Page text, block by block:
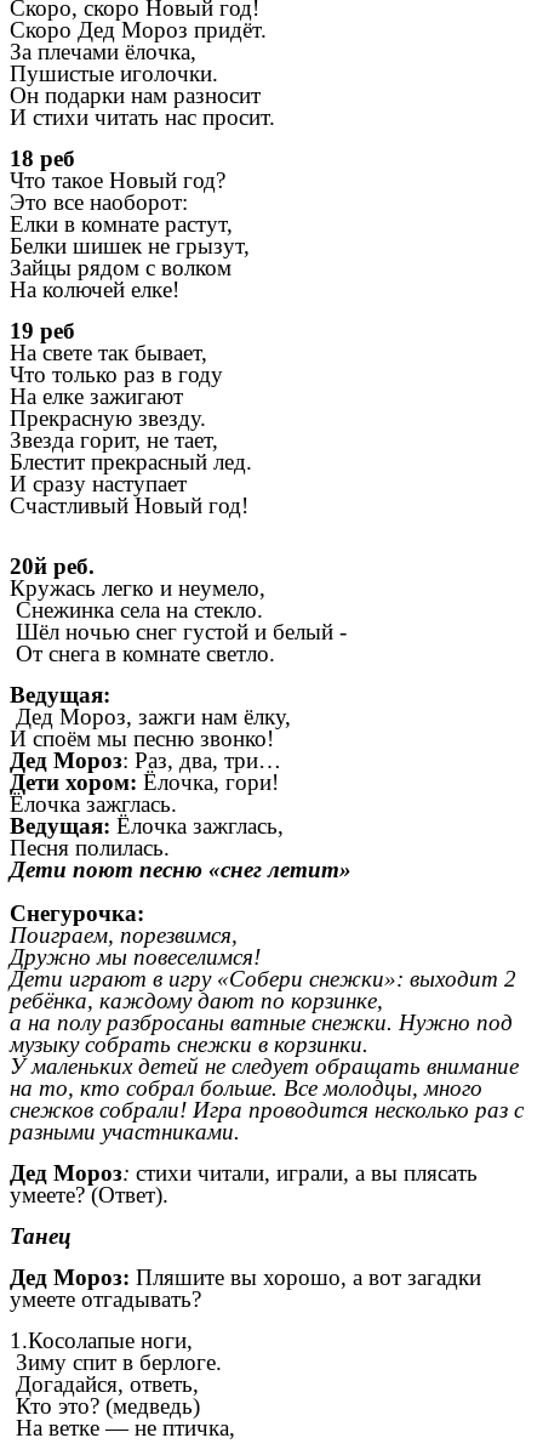
Скоро, скоро Новый год!
Скоро Дед Мороз придёт.
За плечами ёлочка,
Пушистые иголочки.
Он подарки нам разносит
И стихи читать нас просит.
18 реб
Что такое Новый год?
Это все наоборот:
Елки в комнате растут,
Белки шишек не грызут,
Зайцы рядом с волком
На колючей елке!
19 реб
На свете так бывает,
Что только раз в году
На елке зажигают
Прекрасную звезду.
Звезда горит, не тает,
Блестит прекрасный лед.
И сразу наступает
Счастливый Новый год!
20й реб.
Кружась легко и неумело,
Снежинка села на стекло.
Шёл ночью снег густой и белый -
От снега в комнате светло.
Ведущая:
Дед Мороз, зажги нам ёлку,
И споём мы песню звонко!
Дед Мороз: Раз, два, три…
Дети хором: Ёлочка, гори!
Ёлочка зажглась.
Ведущая: Ёлочка зажглась,
Песня полилась.
Дети поют песню «снег летит»
Снегурочка:
Поиграем, порезвимся,
Дружно мы повеселимся!
Дети играют в игру «Собери снежки»: выходит 2
ребёнка, каждому дают по корзинке,
а на полу разбросаны ватные снежки. Нужно под
музыку собрать снежки в корзинки.
У маленьких детей не следует обращать внимание
на то, кто собрал больше. Все молодцы, много
снежков собрали! Игра проводится несколько раз с
разными участниками.
Дед Мороз: стихи читали, играли, а вы плясать
умеете? (Ответ).
Танец
Дед Мороз: Пляшите вы хорошо, а вот загадки
умеете отгадывать?
1.Косолапые ноги,
Зиму спит в берлоге.
Догадайся, ответь,
Кто это? (медведь)
На ветке — не птичка,